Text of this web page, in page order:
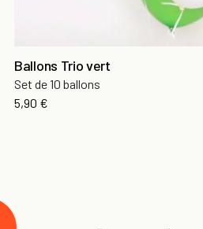
Ballons Trio vert
Set de 10 ballons
Prix
5,90 €